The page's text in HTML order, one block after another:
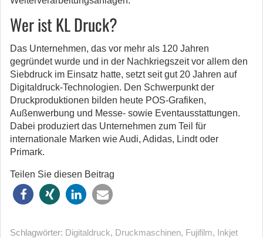
Wer ist KL Druck?
Das Unternehmen, das vor mehr als 120 Jahren
gegründet wurde und in der Nachkriegszeit vor allem den
Siebdruck im Einsatz hatte, setzt seit gut 20 Jahren auf
Digitaldruck-Technologien. Den Schwerpunkt der
Druckproduktionen bilden heute POS-Grafiken,
Außenwerbung und Messe- sowie Eventausstattungen.
Dabei produziert das Unternehmen zum Teil für
internationale Marken wie Audi, Adidas, Lindt oder
Primark.
Teilen Sie diesen Beitrag
Schlagwörter: Digitaldruck, Druckmaschinen, Fujifilm, Inkjet